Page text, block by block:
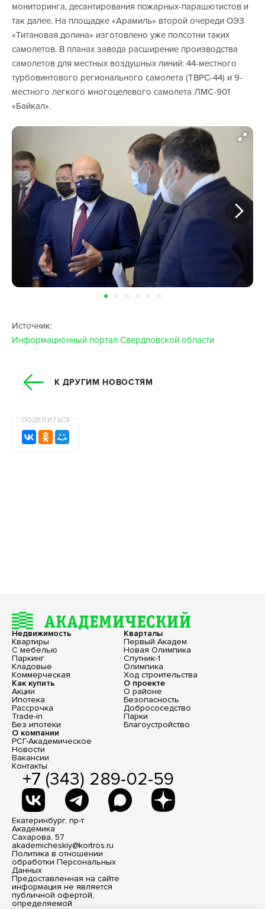
мониторинга, десантирования пожарных-парашютистов и
так далее. На площадке «Арамиль» второй очереди ОЭЗ
«Титановая долина» изготовлено уже полсотни таких
самолетов. В планах завода расширение производства
самолетов для местных воздушных линий: 44-местного
турбовинтового регионального самолета (ТВРС-44) и 9-
местного легкого многоцелевого самолета ЛМС-901
«Байкал».
Источник:
Информационный портал Свердловской области
К ДРУГИМ НОВОСТЯМ
ПОДЕЛИТЬСЯ
Недвижимость
Квартиры
С мебелью
Паркинг
Кладовые
Коммерческая
Кварталы
Первый Академ
Новая Олимпика
Спутник-1
Олимпика
Ход строительства
Как купить
Акции
Ипотека
Рассрочка
Trade-in
Без ипотеки
О проекте
О районе
Безопасность
Добрососедство
Парки
Благоустройство
О компании
РСГ-Академическое
Новости
Вакансии
Контакты
+7 (343) 289-02-59
Екатеринбург, пр-т
Академика
Сахарова, 57
akademicheskiy@kortros.ru
Политика в отношении
обработки Персональных
Данных
Предоставленная на сайте
информация не является
публичной офертой,
определяемой